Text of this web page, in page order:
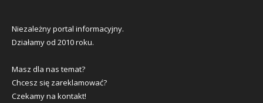
Niezależny portal informacyjny.
Działamy od 2010 roku.
Masz dla nas temat?
Chcesz się zareklamować?
Czekamy na kontakt!